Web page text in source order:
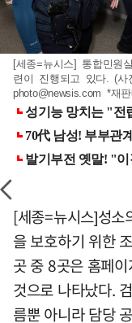
[세종=뉴시스] 통합민원
련이 진행되고 있다. (사
photo@newsis.com *재
[세종=뉴시스]성소
을 보호하기 위한
곳 중 8곳은 홈페
것으로 나타났다.
름뿐 아니라 담당